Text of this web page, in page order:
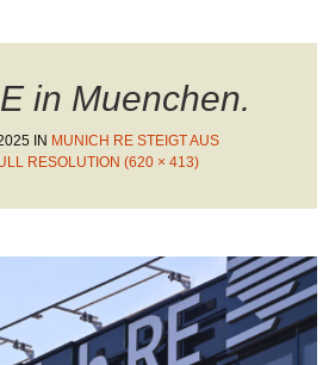
in Muenchen.
IN MUNICH RE STEIGT AUS
RESOLUTION (620 × 413)